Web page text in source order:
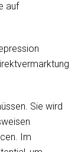
auf
Sie wird
Im